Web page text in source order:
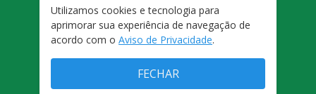
FALE CONOSCO
PRIVACIDADE
TERMOS E CONDIÇÕES DE USO
Utilizamos cookies e tecnologia para
aprimorar sua experiência de navegação de
acordo com o Aviso de Privacidade.
FECHAR